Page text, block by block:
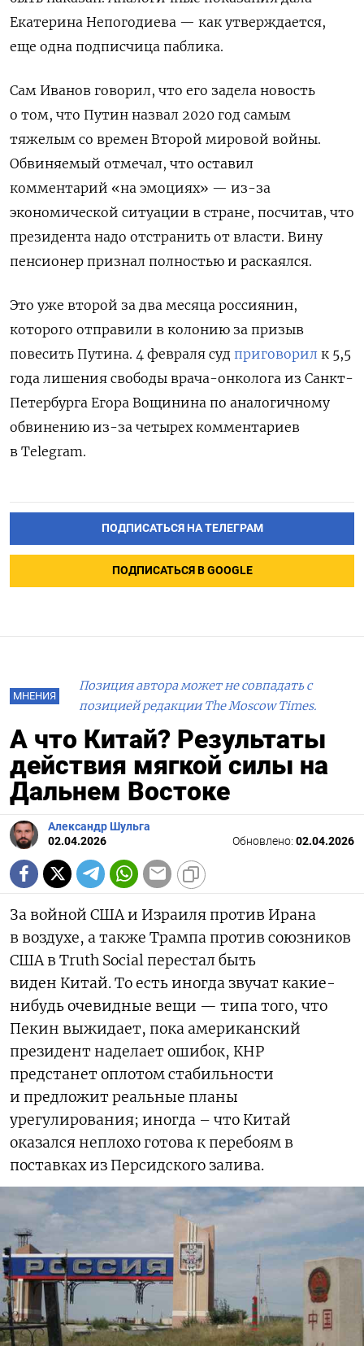
Екатерина Непогодиева — как утверждается,
еще одна подписчица паблика.
Сам Иванов говорил, что его задела новость
о том, что Путин назвал 2020 год самым
тяжелым со времен Второй мировой войны.
Обвиняемый отмечал, что оставил
комментарий «на эмоциях» — из-за
экономической ситуации в стране, посчитав, что
президента надо отстранить от власти. Вину
пенсионер признал полностью и раскаялся.
Это уже второй за два месяца россиянин,
которого отправили в колонию за призыв
повесить Путина. 4 февраля суд приговорил к 5,5
года лишения свободы врача-онколога из Санкт-
Петербурга Егора Вощинина по аналогичному
обвинению из-за четырех комментариев
в Telegram.
ПОДПИСАТЬСЯ НА ТЕЛЕГРАМ
ПОДПИСАТЬСЯ В GOOGLE
МНЕНИЯ
Позиция автора может не совпадать с
позицией редакции The Moscow Times.
А что Китай? Результаты
действия мягкой силы на
Дальнем Востоке
Александр Шульга
02.04.2026
Обновлено: 02.04.2026
За войной США и Израиля против Ирана
в воздухе, а также Трампа против союзников
США в Truth Social перестал быть
виден Китай. То есть иногда звучат какие-
нибудь очевидные вещи — типа того, что
Пекин выжидает, пока американский
президент наделает ошибок, КНР
предстанет оплотом стабильности
и предложит реальные планы
урегулирования; иногда – что Китай
оказался неплохо готова к перебоям в
поставках из Персидского залива.